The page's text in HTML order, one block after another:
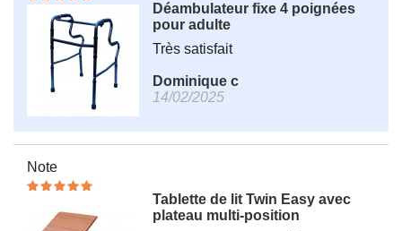
Déambulateur fixe 4 poignées
pour adulte
Très satisfait
Dominique c
14/02/2025
Note
Tablette de lit Twin Easy avec
plateau multi-position